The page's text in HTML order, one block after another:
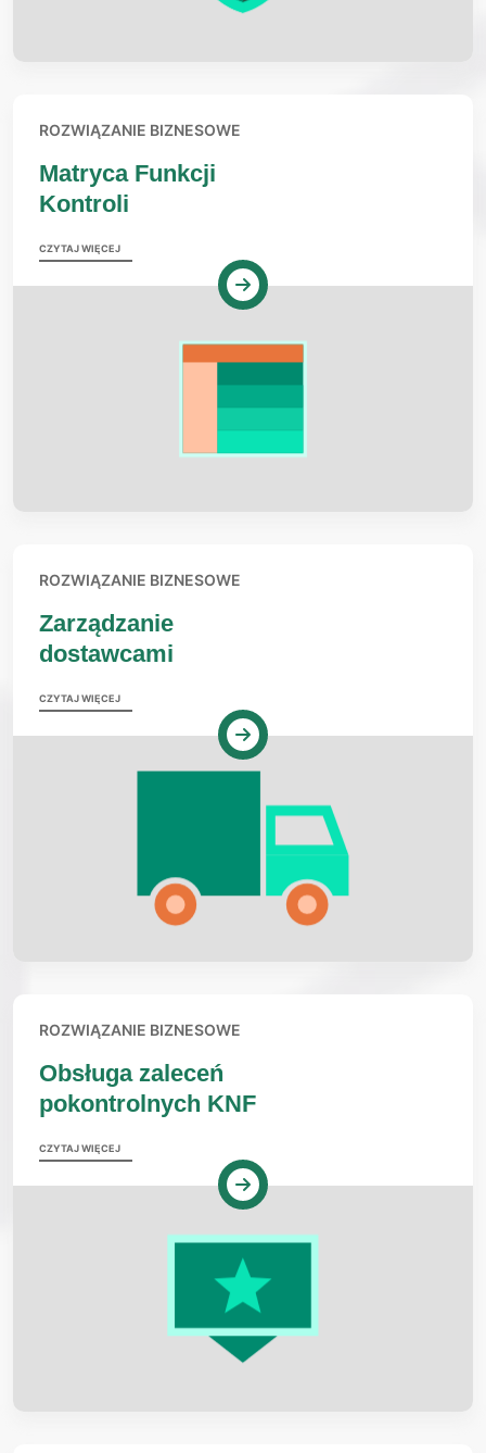
ROZWIĄZANIE BIZNESOWE
Matryca Funkcji
Kontroli
CZYTAJ WIĘCEJ
ROZWIĄZANIE BIZNESOWE
Zarządzanie
dostawcami
CZYTAJ WIĘCEJ
ROZWIĄZANIE BIZNESOWE
Obsługa zaleceń
pokontrolnych KNF
CZYTAJ WIĘCEJ